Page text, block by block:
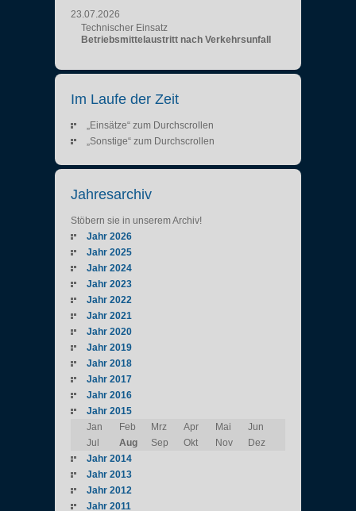
23.07.2026
Technischer Einsatz
Betriebsmittelaustritt nach Verkehrsunfall
Im Laufe der Zeit
„Einsätze“ zum Durchscrollen
„Sonstige“ zum Durchscrollen
Jahresarchiv
Stöbern sie in unserem Archiv!
Jahr 2026
Jahr 2025
Jahr 2024
Jahr 2023
Jahr 2022
Jahr 2021
Jahr 2020
Jahr 2019
Jahr 2018
Jahr 2017
Jahr 2016
Jahr 2015
Jan
Feb Mrz Apr Mai
Jun
Jul
Aug Sep Okt Nov
Dez
Jahr 2014
Jahr 2013
Jahr 2012
Jahr 2011